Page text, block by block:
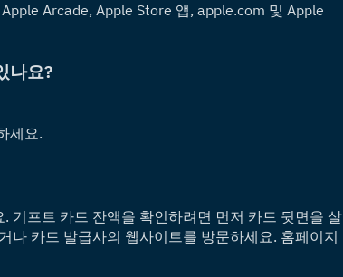
Arcade, Apple Store 앱, apple.com 및 Apple
나요?
세요.
기프트 카드 잔액을 확인하려면 먼저 카드 뒷면을 살
나 카드 발급사의 웹사이트를 방문하세요. 홈페이지